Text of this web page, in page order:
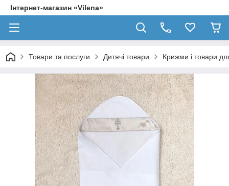
Інтернет-магазин «Vilena»
Товари та послуги Дитячі товари Крижми і товари